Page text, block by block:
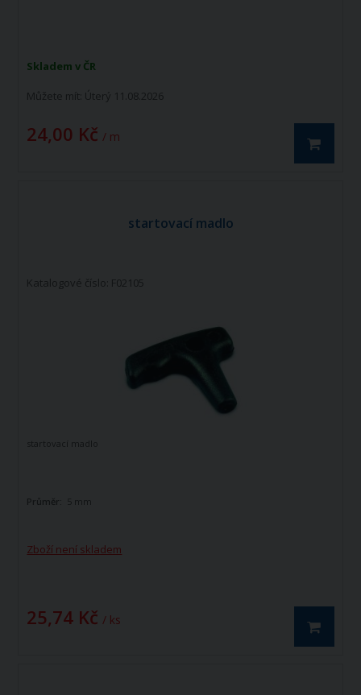
Skladem v ČR
Můžete mít: Úterý 11.08.2026
24,00 Kč / m
startovací madlo
Katalogové číslo: F02105
Zboží není skladem
25,74 Kč / ks
startovací madlo
Průměr: 5 mm